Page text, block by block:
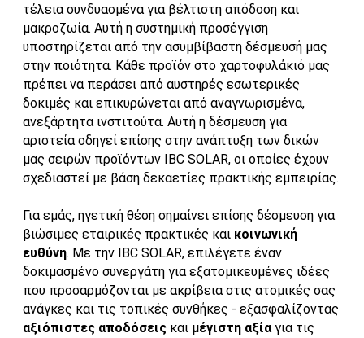
τέλεια συνδυασμένα για βέλτιστη απόδοση και
μακροζωία. Αυτή η συστημική προσέγγιση
υποστηρίζεται από την ασυμβίβαστη δέσμευσή μας
στην ποιότητα. Κάθε προϊόν στο χαρτοφυλάκιό μας
πρέπει να περάσει από αυστηρές εσωτερικές
δοκιμές και επικυρώνεται από αναγνωρισμένα,
ανεξάρτητα ινστιτούτα. Αυτή η δέσμευση για
αριστεία οδηγεί επίσης στην ανάπτυξη των δικών
μας σειρών προϊόντων IBC SOLAR, οι οποίες έχουν
σχεδιαστεί με βάση δεκαετίες πρακτικής εμπειρίας.
Για εμάς, ηγετική θέση σημαίνει επίσης δέσμευση για
βιώσιμες εταιρικές πρακτικές και κοινωνική
ευθύνη. Με την IBC SOLAR, επιλέγετε έναν
δοκιμασμένο συνεργάτη για εξατομικευμένες ιδέες
που προσαρμόζονται με ακρίβεια στις ατομικές σας
ανάγκες και τις τοπικές συνθήκες - εξασφαλίζοντας
αξιόπιστες αποδόσεις και μέγιστη αξίαγια τις